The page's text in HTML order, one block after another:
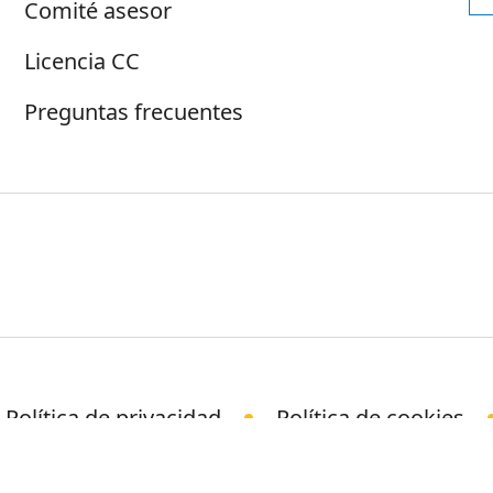
Comité asesor
Licencia CC
Preguntas frecuentes
Política de privacidad Política de cookies